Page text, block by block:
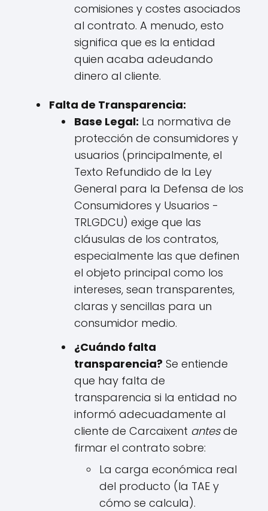
comisiones y costes asociados
al contrato. A menudo, esto
significa que es la entidad
quien acaba adeudando
dinero al cliente.
Falta de Transparencia:
Base Legal: La normativa de
protección de consumidores y
usuarios (principalmente, el
Texto Refundido de la Ley
General para la Defensa de los
Consumidores y Usuarios -
TRLGDCU) exige que las
cláusulas de los contratos,
especialmente las que definen
el objeto principal como los
intereses, sean transparentes,
claras y sencillas para un
consumidor medio.
¿Cuándo falta
transparencia? Se entiende
que hay falta de
transparencia si la entidad no
informó adecuadamente al
cliente de Carcaixent antesde
firmar el contrato sobre:
La carga económica real
del producto (la TAE y
cómo se calcula).